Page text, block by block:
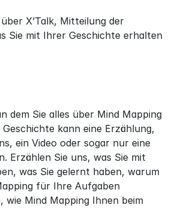
X’Talk, Mitteilung der
Sie mit Ihrer Geschichte erhalten
dem Sie alles über Mind Mapping
kann eine Erzählung,
ein Video oder sogar nur eine
Erzählen Sie uns, was Sie mit
was Sie gelernt haben, warum
für Ihre Aufgaben
wie Mind Mapping Ihnen beim